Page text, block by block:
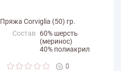
Пряжа Corviglia (50) гр.
Состав
60% шерсть
(меринос)
40% полиакрил
Вес мотка
50 г
0